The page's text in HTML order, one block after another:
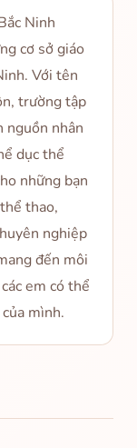
Ninh
cơ sở giáo
Với tên
trường tập
nguồn nhân
dục thể
những bạn
thao,
nghiệp
đến môi
em có thể
mình.